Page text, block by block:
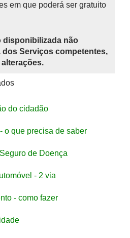
em que poderá ser gratuito
disponibilizada não
Serviços competentes,
do cidadão
o que precisa de saber
de Doença
- 2 via
- como fazer